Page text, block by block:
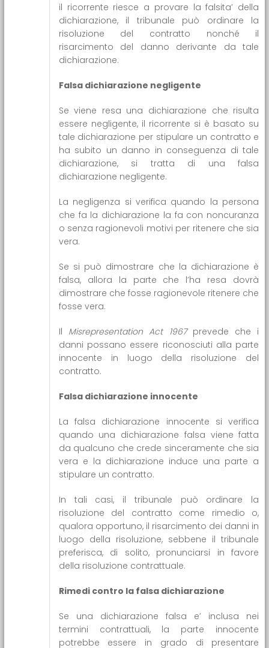
il ricorrente riesce a provare la falsita’ della
dichiarazione, il tribunale può ordinare la
risoluzione del contratto nonché il
risarcimento del danno derivante da tale
dichiarazione.
Falsa dichiarazione negligente
Se viene resa una dichiarazione che risulta
essere negligente, il ricorrente si è basato su
tale dichiarazione per stipulare un contratto e
ha subito un danno in conseguenza di tale
dichiarazione, si tratta di una falsa
dichiarazione negligente.
La negligenza si verifica quando la persona
che fa la dichiarazione la fa con noncuranza
o senza ragionevoli motivi per ritenere che sia
vera.
Se si può dimostrare che la dichiarazione è
falsa, allora la parte che l’ha resa dovrà
dimostrare che fosse ragionevole ritenere che
fosse vera.
Il Misrepresentation Act 1967prevede che i
danni possano essere riconosciuti alla parte
innocente in luogo della risoluzione del
contratto.
Falsa dichiarazione innocente
La falsa dichiarazione innocente si verifica
quando una dichiarazione falsa viene fatta
da qualcuno che crede sinceramente che sia
vera e la dichiarazione induce una parte a
stipulare un contratto.
In tali casi, il tribunale può ordinare la
risoluzione del contratto come rimedio o,
qualora opportuno, il risarcimento dei danni in
luogo della risoluzione, sebbene il tribunale
preferisca, di solito, pronunciarsi in favore
della risoluzione contrattuale.
Rimedi contro la falsa dichiarazione
Se una dichiarazione falsa e’ inclusa nei
termini contrattuali, la parte innocente
potrebbe essere in grado di presentare